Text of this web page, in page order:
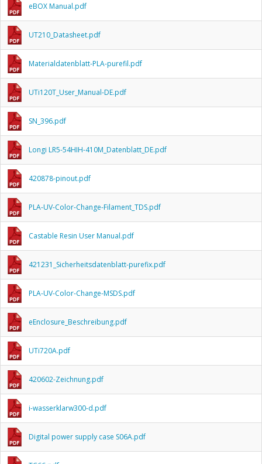
eBOX Manual.pdf
UT210_Datasheet.pdf
Materialdatenblatt-PLA-purefil.pdf
UTi120T_User_Manual-DE.pdf
SN_396.pdf
Longi LR5-54HIH-410M_Datenblatt_DE.pdf
420878-pinout.pdf
PLA-UV-Color-Change-Filament_TDS.pdf
Castable Resin User Manual.pdf
421231_Sicherheitsdatenblatt-purefix.pdf
PLA-UV-Color-Change-MSDS.pdf
eEnclosure_Beschreibung.pdf
UTi720A.pdf
420602-Zeichnung.pdf
i-wasserklarw300-d.pdf
Digital power supply case S06A.pdf